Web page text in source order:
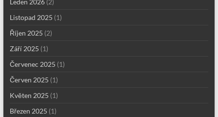
Leden 2026(2)
Listopad 2025 (1)
Říjen 2025 (2)
Září 2025 (1)
Červenec 2025 (1)
Červen 2025 (1)
Květen 2025 (1)
Březen 2025 (1)